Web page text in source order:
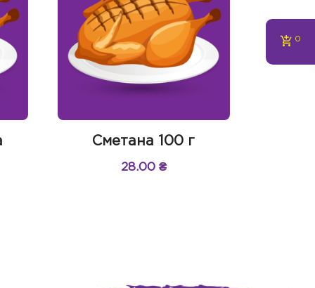
Сметана 100 г
28.00 ₴
0